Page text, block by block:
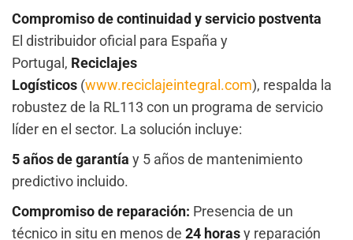
Compromiso de continuidad y servicio postventa
El distribuidor oficial para España y
Portugal, Reciclajes
Logísticos (www.reciclajeintegral.com), respalda la
robustez de la RL113 con un programa de servicio
líder en el sector. La solución incluye:
5 años de garantía y 5 años de mantenimiento
predictivo incluido.
Compromiso de reparación: Presencia de un
técnico in situ en menos de 24 horasy reparación